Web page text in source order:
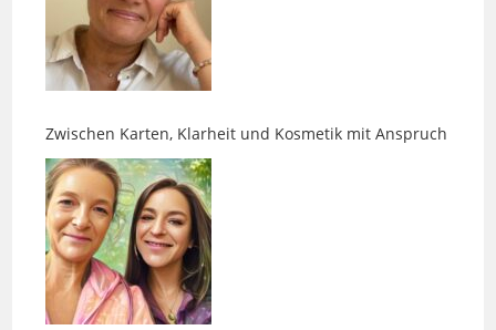
Zwischen Karten, Klarheit und Kosmetik mit Anspruch
Orgonit, Kraftkarten und gute Energie